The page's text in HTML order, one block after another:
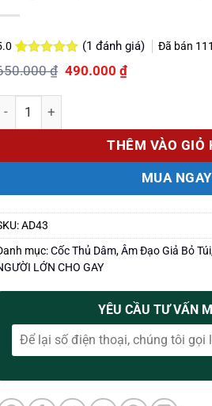
5.0trên 5
dựa trên
1
(1 đánh giá) Đã bán 111
₫ Giá
490.000₫Giá
lượng
THÊM VÀO GIỎ
MUA NGAY
AD43
mục:Cốc Thủ Dâm,Âm Đạo Giả Bỏ Túi
LỚN CHO GAY
YÊU CẦU TƯ VẤN